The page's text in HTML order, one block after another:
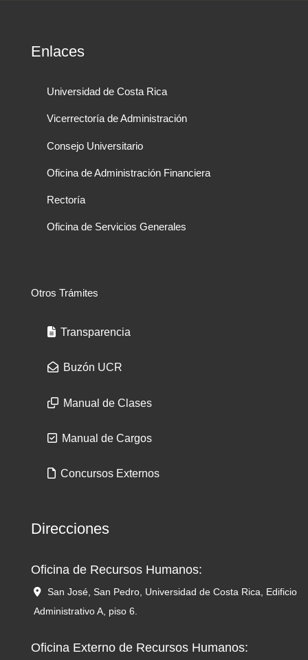
Enlaces
Universidad de Costa Rica
Vicerrectoría de Administración
Consejo Universitario
Oficina de Administración Financiera
Rectoría
Oficina de Servicios Generales
Otros Trámites
Transparencia
Buzón UCR
Manual de Clases
Manual de Cargos
Concursos Externos
Direcciones
Oficina de Recursos Humanos:
San José, San Pedro, Universidad de Costa Rica, Edificio
Administrativo A, piso 6.
Oficina Externo de Recursos Humanos: